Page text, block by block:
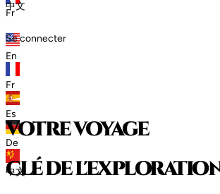
Fr
En
Fr
Es
De
中文
中文
Se connecter
votre voyage
clé de